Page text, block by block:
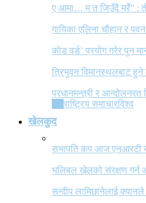
ए आमा… म त जिउँदै मरेँ” :
गायिका एलिना चौहान र
कोड वर्ड’ प्रयोग गरेर पुन
त्रिभुवन विमानस्थलबाट हुने
प्रधानमन्त्री र आन्दोलनरत
राष्ट्रिय समाचारविश्व
खेलकुद
सभापति कप आज एनआरटी
भलिबल खेलको संरक्षण गर्न
सन्दीप लामिछानेलाई क्यानले